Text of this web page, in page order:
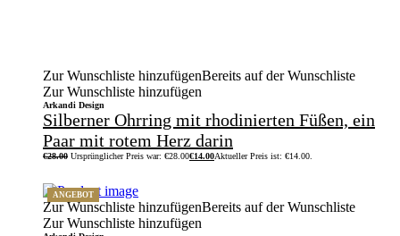
Zur Wunschliste hinzufügenBereits auf der Wunschliste
Zur Wunschliste hinzufügen
Arkandi Design
Silberner Ohrring mit rhodinierten Füßen, ein
Paar mit rotem Herz darin
€28.00 Ursprünglicher Preis war: €28.00€14.00Aktueller Preis ist: €14.00.
ANGEBOT
Zur Wunschliste hinzufügenBereits auf der Wunschliste
Zur Wunschliste hinzufügen